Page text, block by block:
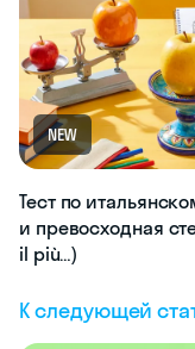
NEW
Тест по
и превосходная
il più…)
К следующей